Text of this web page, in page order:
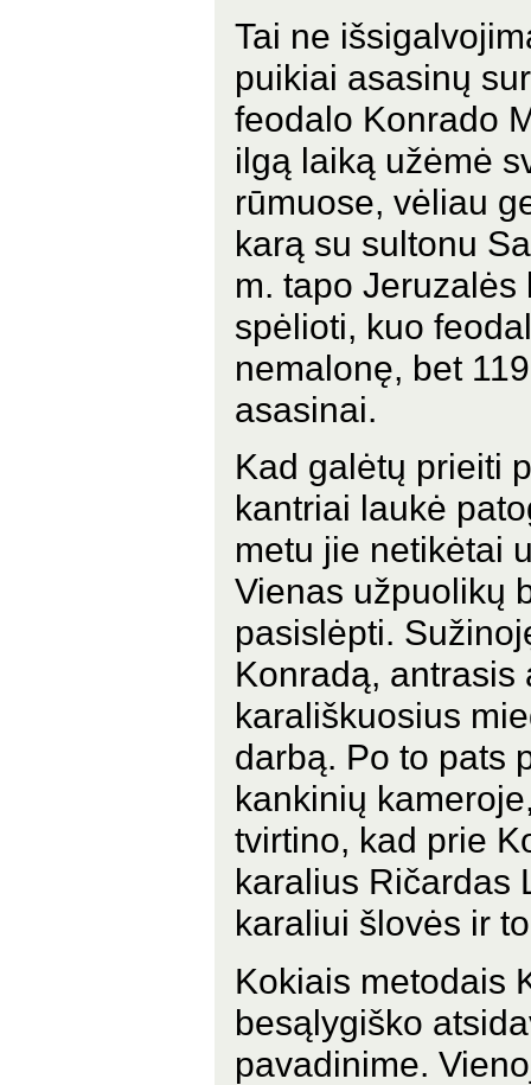
Tai ne
puikiai asasinų
feodalo Konrado
ilgą laiką užėmė
rūmuose, vėliau
karą su sultonu
m. tapo
spėlioti, kuo
nemalonę, bet
asasinai.
Kad galėtų prieiti
kantriai laukė
metu jie netikėtai
Vienas užpuolikų
pasislėpti.
Konradą, antrasis
karališkuosius
darbą. Po to pats
kankinių
tvirtino, kad prie
karalius Ričardas
karaliui šlovės ir
Kokiais metodais
besąlygiško
pavadinime.